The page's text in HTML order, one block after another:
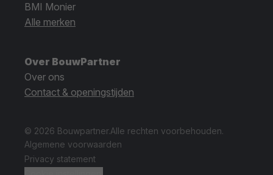
BMI Monier
Alle merken
Over BouwPartner
Over ons
Contact & openingstijden
© 2026 Bouwpartner.Alle rechten voorbehouden.
Algemene voorwaarden
Privacy statement